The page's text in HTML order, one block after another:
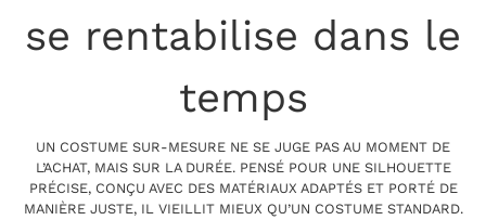
se rentabilise dans le
temps
UN COSTUME SUR-MESURE NE SE JUGE PAS AU MOMENT DE
L’ACHAT, MAIS SUR LA DURÉE. PENSÉ POUR UNE SILHOUETTE
PRÉCISE, CONÇU AVEC DES MATÉRIAUX ADAPTÉS ET PORTÉ DE
MANIÈRE JUSTE, IL VIEILLIT MIEUX QU’UN COSTUME STANDARD.